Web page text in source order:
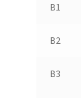
B1
B2
B3